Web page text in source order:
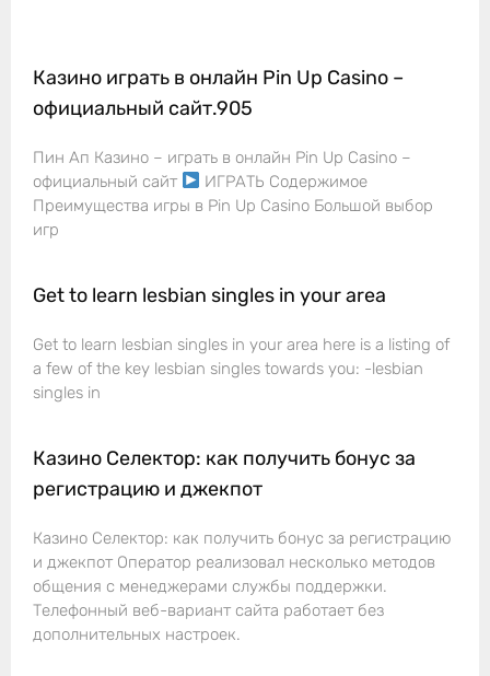
Казино играть в онлайн Pin Up Casino –
официальный сайт.905
Пин Ап Казино – играть в онлайн Pin Up Casino –
официальный сайт
ИГРАТЬ Содержимое
Преимущества игры в Pin Up Casino Большой выбор
игр
Get to learn lesbian singles in your area
Get to learn lesbian singles in your area here is a listing of
a few of the key lesbian singles towards you: -lesbian
singles in
Казино Селектор: как получить бонус за
регистрацию и джекпот
Казино Селектор: как получить бонус за регистрацию
и джекпот Оператор реализовал несколько методов
общения с менеджерами службы поддержки.
Телефонный веб-вариант сайта работает без
дополнительных настроек.